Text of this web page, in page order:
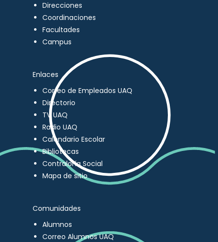
Direcciones
Coordinaciones
Facultades
Campus
Enlaces
Correo de Empleados UAQ
Directorio
TV UAQ
Radio UAQ
Calendario Escolar
Bibliotecas
Contraloría Social
Mapa de sitio
Comunidades
Alumnos
Correo Alumnos UAQ